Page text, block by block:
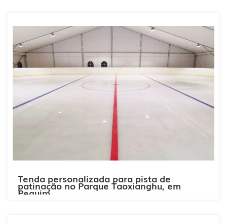
Tenda personalizada para pista de
patinação no Parque Taoxianghu, em
Pequim